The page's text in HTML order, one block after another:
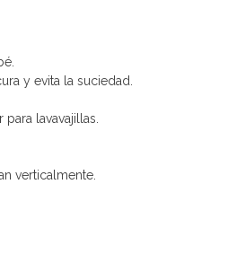
y evita la suciedad.
lavavajillas.
verticalmente.